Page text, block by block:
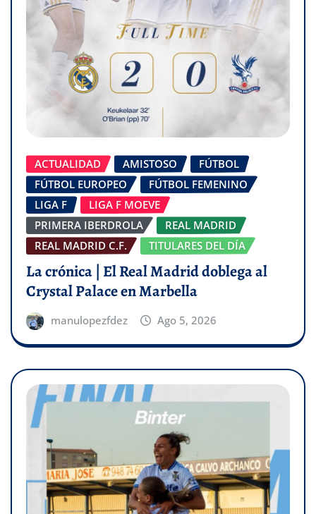
ACTUALIDAD AMISTOSO
FÚTBOL
FÚTBOL EUROPEO
FÚTBOL FEMENINO
LIGA F
LIGA F MOEVE
PRIMERA IBERDROLA
REAL MADRID
REAL MADRID C.F.
TITULARES DEL DÍA
La crónica | El Real Madrid doblega al
Crystal Palace en Marbella
manulopezfdez Ago 5, 2026